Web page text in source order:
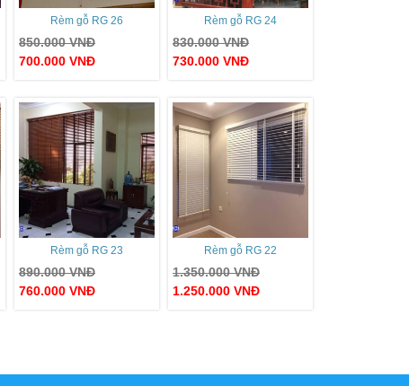
Rèm gỗ RG 26
850.000VNĐ
700.000 VNĐ
Rèm gỗ RG 24
830.000VNĐ
730.000 VNĐ
Rèm gỗ RG 23
890.000VNĐ
760.000 VNĐ
Rèm gỗ RG 22
1.350.000VNĐ
1.250.000 VNĐ